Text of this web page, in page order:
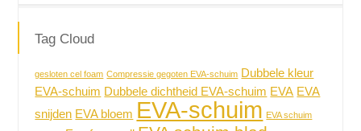
Tag Cloud
gesloten cel foam Compressie gegoten EVA-schuim Dubbele kleur
EVA-schuim Dubbele dichtheid EVA-schuim EVA EVA
snijden EVA bloem EVA-schuim EVA schuim